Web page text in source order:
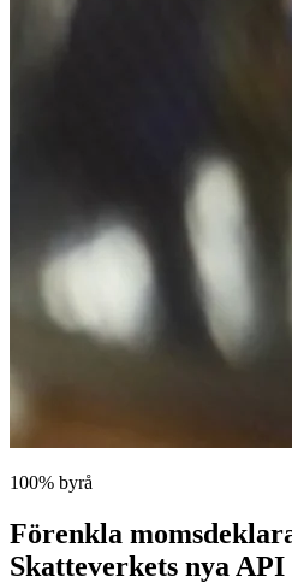
100% byrå
Förenkla
Skatteverkets nya API